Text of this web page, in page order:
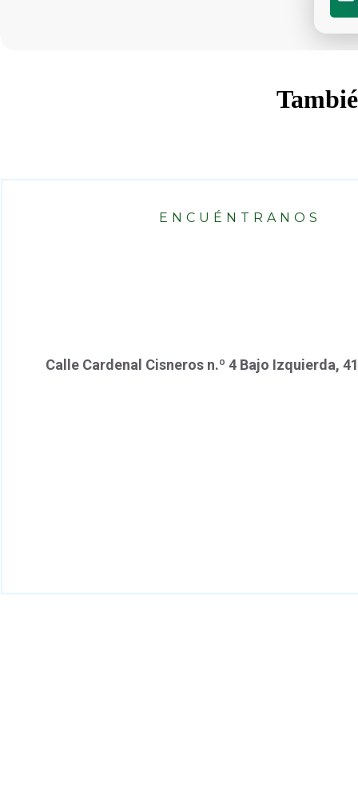
ENCUÉNTRANOS
Calle Cardenal Cisneros n.º 4 Bajo Izquierda,